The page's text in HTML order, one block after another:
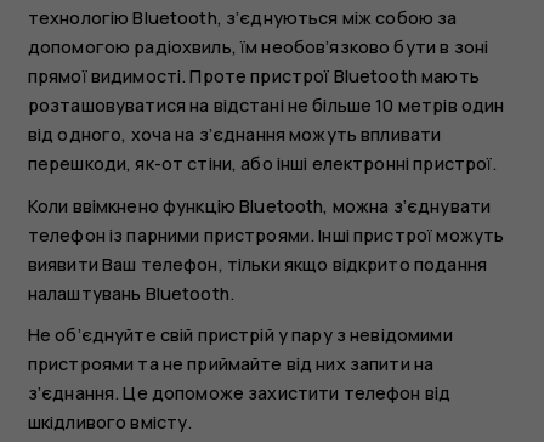
технологію Bluetooth, з’єднуються між собою за
допомогою радіохвиль, їм необов’язково бути в зоні
прямої видимості. Проте пристрої Bluetooth мають
розташовуватися на відстані не більше 10 метрів один
від одного, хоча на з’єднання можуть впливати
перешкоди, як-от стіни, або інші електронні пристрої.
Коли ввімкнено функцію Bluetooth, можна з’єднувати
телефон із парними пристроями. Інші пристрої можуть
виявити Ваш телефон, тільки якщо відкрито подання
налаштувань Bluetooth.
Не об’єднуйте свій пристрій у пару з невідомими
пристроями та не приймайте від них запити на
з’єднання. Це допоможе захистити телефон від
шкідливого вмісту.